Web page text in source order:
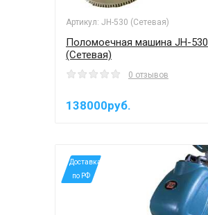
Артикул: JH-530 (Сетевая)
Поломоечная машина JH-530
(Сетевая)
0 отзывов
138000руб.
*Доставка
по РФ